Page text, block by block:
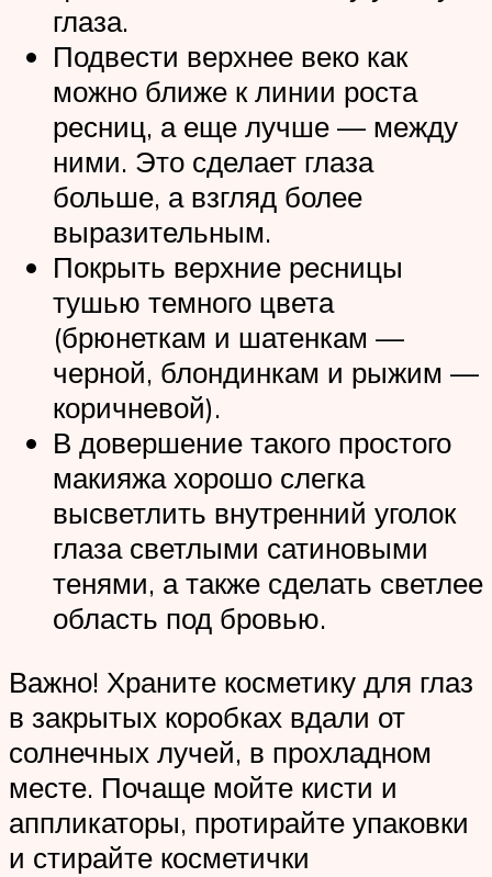
глаза.
Подвести верхнее веко как
можно ближе к линии роста
ресниц, а еще лучше — между
ними. Это сделает глаза
больше, а взгляд более
выразительным.
Покрыть верхние ресницы
тушью темного цвета
(брюнеткам и шатенкам —
черной, блондинкам и рыжим —
коричневой).
В довершение такого простого
макияжа хорошо слегка
высветлить внутренний уголок
глаза светлыми сатиновыми
тенями, а также сделать светлее
область под бровью.
Важно! Храните косметику для глаз
в закрытых коробках вдали от
солнечных лучей, в прохладном
месте. Почаще мойте кисти и
аппликаторы, протирайте упаковки
и стирайте косметички